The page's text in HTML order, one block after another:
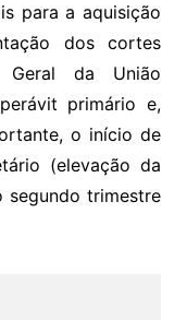
para a aquisição
dos cortes
Geral da União
primário e,
o início de
(elevação da
trimestre